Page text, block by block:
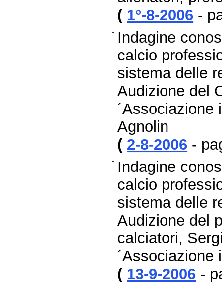
( 1°-8-2006 -
Indagine
calcio
sistema delle
Audizione del
´Associazione
Agnolin
( 2-8-2006 -
Indagine
calcio
sistema delle
Audizione del
calciatori,
´Associazione
( 13-9-2006 -